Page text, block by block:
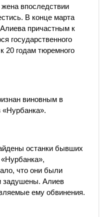
впоследствии
В конце марта
причастным к
государственного
20 годам тюремного
виновным в
останки бывших
что они были
задушены. Алиев
ему обвинения.